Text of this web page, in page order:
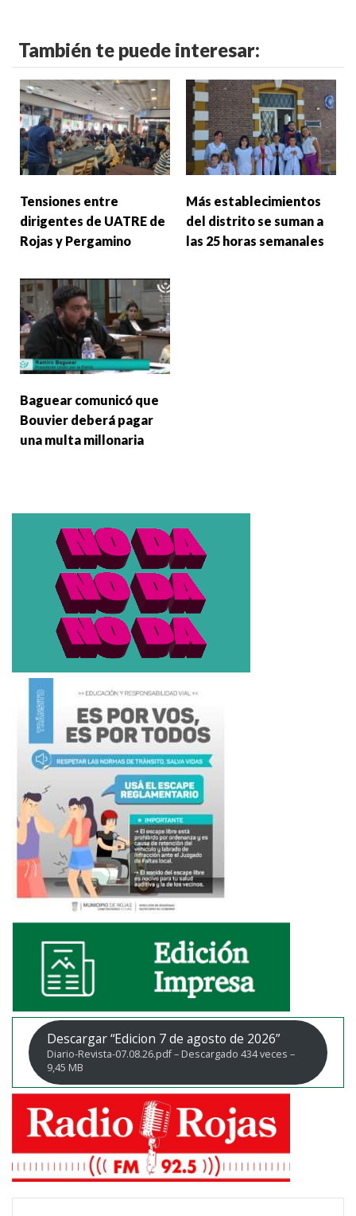
También te puede interesar:
Tensiones entre
dirigentes de UATRE de
Rojas y Pergamino
Más establecimientos
del distrito se suman a
las 25 horas semanales
Baguear comunicó que
Bouvier deberá pagar
una multa millonaria
Descargar “Edicion 7 de agosto de 2026”
Diario-Revista-07.08.26.pdf – Descargado 434 veces –
9,45 MB